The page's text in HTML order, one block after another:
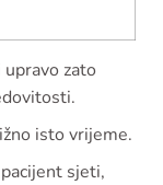
zato
isto vrijeme.
sjeti,